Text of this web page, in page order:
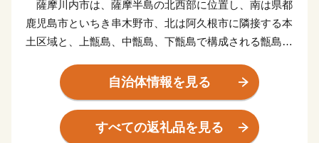
薩摩川内市は、薩摩半島の北西部に位置し、南は県都
鹿児島市といちき串木野市、北は阿久根市に隣接する本
土区域と、上甑島、中甑島、下甑島で構成される甑島区
砂青松の海岸線、市街部を悠々と流れる一級河川「川内
川」、藺牟田池をはじめとするみどり豊かな山々や湖、
地形の変化の美しい甑島、各地の温泉など、多種多様な
自然環境を有しています。当市が有するこれらの多彩で
自治体情報を見る
すべての返礼品を見る